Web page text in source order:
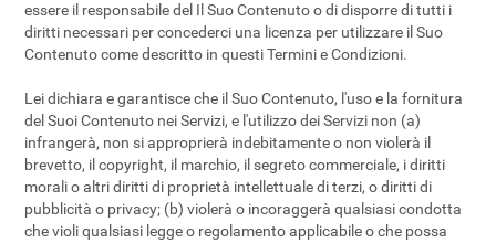
essere il responsabile del Il Suo Contenuto o di disporre di tutti i
diritti necessari per concederci una licenza per utilizzare il Suo
Contenuto come descritto in questi Termini e Condizioni.
Lei dichiara e garantisce che il Suo Contenuto, l'uso e la fornitura
del Suoi Contenuto nei Servizi, e l'utilizzo dei Servizi non (a)
infrangerà, non si approprierà indebitamente o non violerà il
brevetto, il copyright, il marchio, il segreto commerciale, i diritti
morali o altri diritti di proprietà intellettuale di terzi, o diritti di
pubblicità o privacy; (b) violerà o incoraggerà qualsiasi condotta
che violi qualsiasi legge o regolamento applicabile o che possa